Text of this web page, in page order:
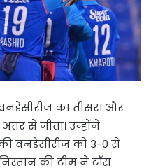
का तीसरा और
से जीता। उन्होंने
वनडेसीरीज को 3-0 से
की टीम ने टॉस